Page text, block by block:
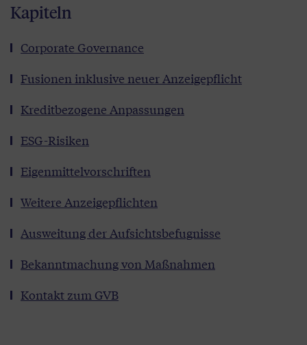
Kapiteln
Corporate Governance
Fusionen inklusive neuer Anzeigepflicht
Kreditbezogene Anpassungen
ESG-Risiken
Eigenmittelvorschriften
Weitere Anzeigepflichten
Ausweitung der Aufsichtsbefugnisse
Bekanntmachung von Maßnahmen
Kontakt zum GVB